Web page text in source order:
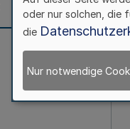
oder nur solchen, die
die
Nur notwendige